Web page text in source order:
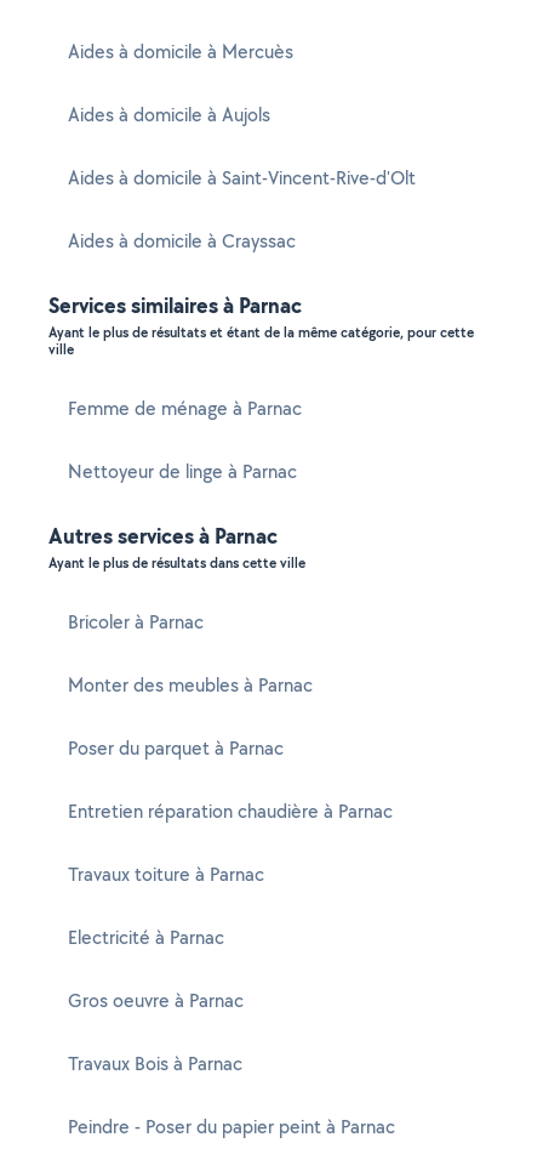
Aides à domicile à Mercuès
Aides à domicile à Aujols
Aides à domicile à Saint-Vincent-Rive-d'Olt
Aides à domicile à Crayssac
Services similaires à Parnac
Ayant le plus de résultats et étant de la même catégorie, pour cette
ville
Femme de ménage à Parnac
Nettoyeur de linge à Parnac
Autres services à Parnac
Ayant le plus de résultats dans cette ville
Bricoler à Parnac
Monter des meubles à Parnac
Poser du parquet à Parnac
Entretien réparation chaudière à Parnac
Travaux toiture à Parnac
Electricité à Parnac
Gros oeuvre à Parnac
Travaux Bois à Parnac
Peindre - Poser du papier peint à Parnac